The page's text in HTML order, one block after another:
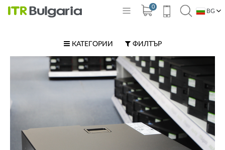
0
BG
КАТЕГОРИИ ФИЛТЪР